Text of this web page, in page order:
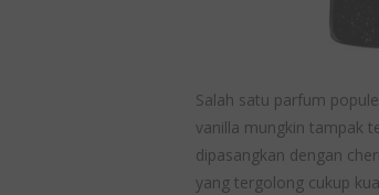
Salah satu parfum
vanilla mungkin tampak
dipasangkan dengan
yang tergolong cukup